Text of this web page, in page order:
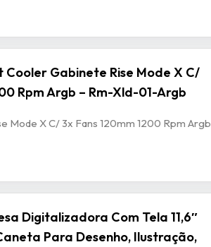
Gabinete Rise Mode X C/
Rpm Argb – Rm-Xld-01-Argb
Mode X C/ 3x Fans 120mm 1200 Rpm Argb
Digitalizadora Com Tela 11,6″
Para Desenho, Ilustração,